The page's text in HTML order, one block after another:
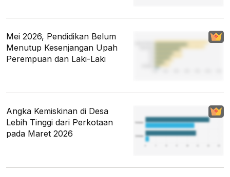
Mei 2026, Pendidikan Belum
Menutup Kesenjangan Upah
Perempuan dan Laki-Laki
Angka Kemiskinan di Desa
Lebih Tinggi dari Perkotaan
pada Maret 2026